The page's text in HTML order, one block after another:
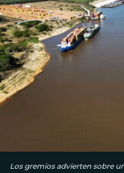
Los gremios advierten sobre